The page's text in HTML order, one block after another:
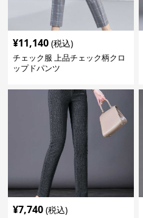
¥11,140 (税込)
チェック服 上品チェック柄クロ
ップドパンツ
¥7,740 (税込)